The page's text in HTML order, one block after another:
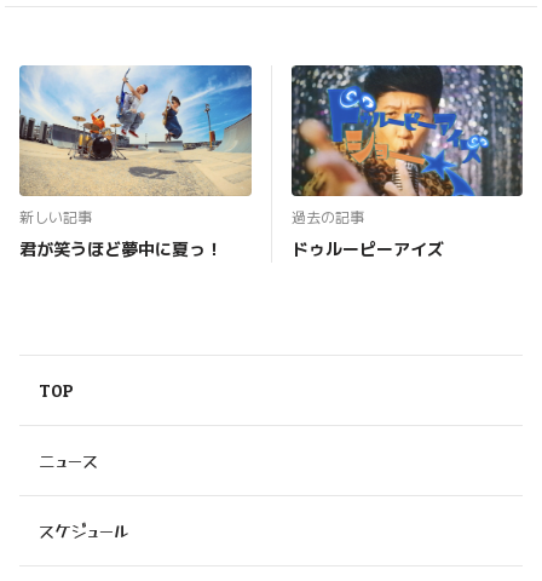
新しい記事
君が笑うほど夢中に夏っ！
過去の記事
ドゥルーピーアイズ
TOP
ニュース
スケジュール